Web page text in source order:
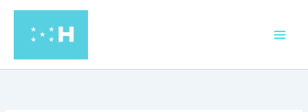
contenido